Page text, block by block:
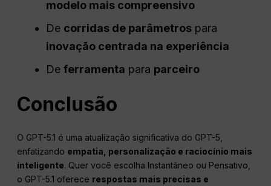
modelo mais compreensivo
De corridas de parâmetros para
inovação centrada na experiência
Deferramenta para parceiro
Conclusão
O GPT-5.1 é uma atualização significativa do GPT-5,
enfatizando empatia, personalização e raciocínio mais
inteligente. Quer você escolha Instantâneo ou Pensativo,
o GPT-5.1 oferece respostas mais precisas e